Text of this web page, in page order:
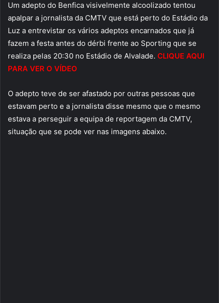
Um adepto do Benfica visivelmente alcoolizado tentou
apalpar a jornalista da CMTV que está perto do Estádio da
Luz a entrevistar os vários adeptos encarnados que já
fazem a festa antes do dérbi frente ao Sporting que se
realiza pelas 20:30 no Estádio de Alvalade. CLIQUE AQUI
PARA VER O VÍDEO
O adepto teve de ser afastado por outras pessoas que
estavam perto e a jornalista disse mesmo que o mesmo
estava a perseguir a equipa de reportagem da CMTV,
situação que se pode ver nas imagens abaixo.